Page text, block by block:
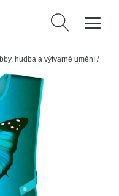
Vyhledávání
hudba a výtvarné umění /